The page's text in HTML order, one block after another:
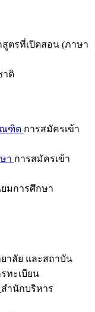
ตรที่เปิดสอน (ภาษา
าติ
ณฑิต การสมัครเข้า
า การสมัครเข้า
มการศึกษา
าลัย และสถาบัน
ทะเบียน
สำนักบริหาร